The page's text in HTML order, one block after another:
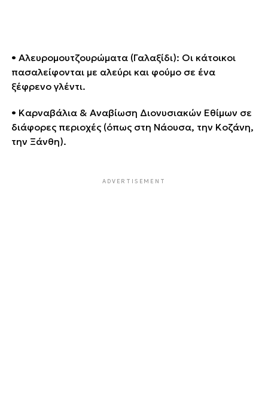
• Αλευρομουτζουρώματα (Γαλαξίδι): Οι κάτοικοι
πασαλείφονται με αλεύρι και φούμο σε ένα
ξέφρενο γλέντι.
• Καρναβάλια & Αναβίωση Διονυσιακών Εθίμων σε
διάφορες περιοχές (όπως στη Νάουσα, την Κοζάνη,
την Ξάνθη).
ADVERTISEMENT